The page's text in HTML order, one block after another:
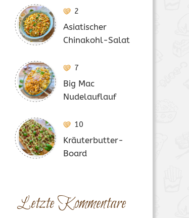
2
Asiatischer
Chinakohl-Salat
7
Big Mac
Nudelauflauf
10
Kräuterbutter-
Board
Letzte Kommentare